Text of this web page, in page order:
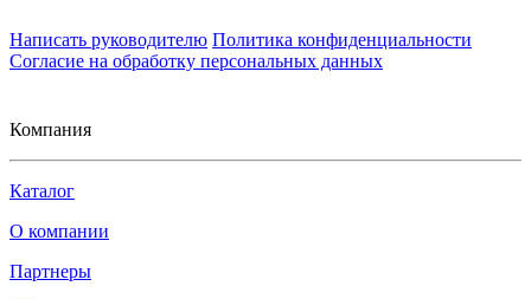
Написать руководителю Политика конфиденциальности
Согласие на обработку персональных данных
Компания
Каталог
О компании
Партнеры